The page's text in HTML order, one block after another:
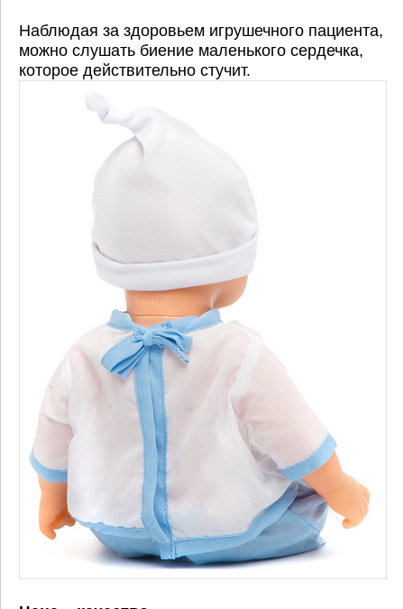
Наблюдая за здоровьем игрушечного пациента,
можно слушать биение маленького сердечка,
которое действительно стучит.